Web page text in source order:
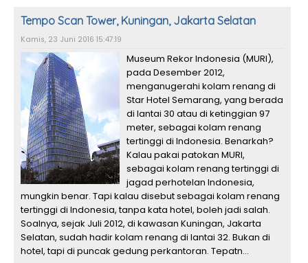
Tempo Scan Tower, Kuningan, Jakarta Selatan
Kamis, 23 Juni 2016 15:47:19
Museum Rekor Indonesia (MURI),
pada Desember 2012,
menganugerahi kolam renang di
Star Hotel Semarang, yang berada
di lantai 30 atau di ketinggian 97
meter, sebagai kolam renang
tertinggi di Indonesia. Benarkah?
Kalau pakai patokan MURI,
sebagai kolam renang tertinggi di
jagad perhotelan Indonesia,
mungkin benar. Tapi kalau disebut sebagai kolam renang
tertinggi di Indonesia, tanpa kata hotel, boleh jadi salah.
Soalnya, sejak Juli 2012, di kawasan Kuningan, Jakarta
Selatan, sudah hadir kolam renang di lantai 32. Bukan di
hotel, tapi di puncak gedung perkantoran. Tepatn...